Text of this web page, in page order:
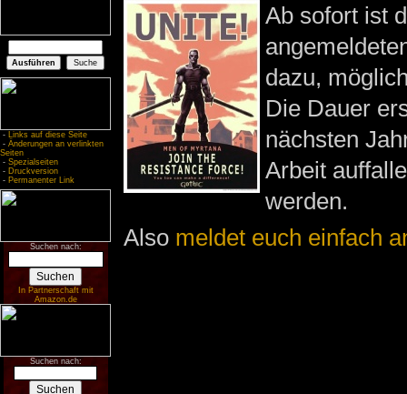
- Links auf diese Seite
- Änderungen an verlinkten
Seiten
- Spezialseiten
- Druckversion
- Permanenter Link
Suchen nach:
In Partnerschaft mit
Amazon.de
Suchen nach:
Ab sofort ist
dazu,
Die Dauer
nächsten
Arbeit
werden.
Also meldet euch einfach